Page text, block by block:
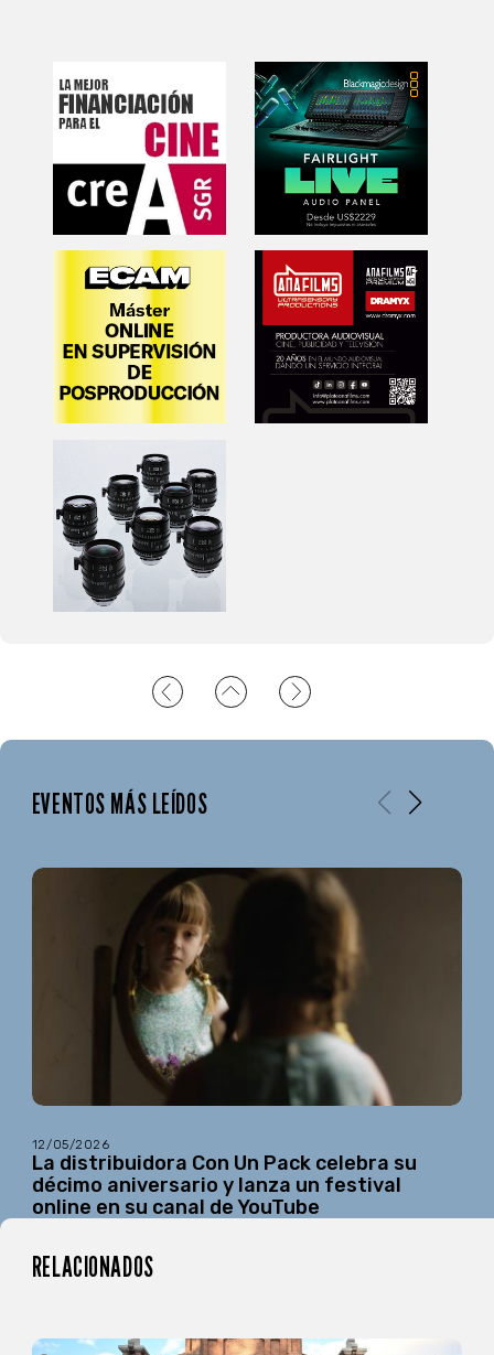
EVENTOS MÁS LEÍDOS
12/05/2026
La distribuidora Con Un Pack celebra su
décimo aniversario y lanza un festival
online en su canal de YouTube
RELACIONADOS